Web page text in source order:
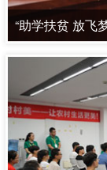
“助学扶贫 放飞